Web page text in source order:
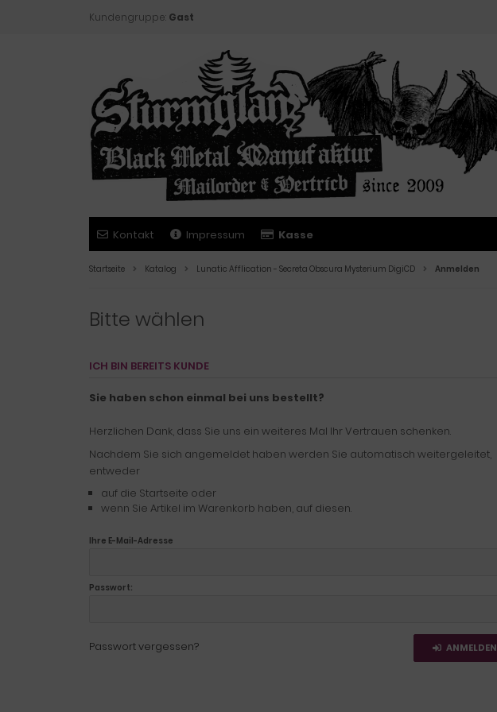
Kundengruppe: Gast
Kontakt Impressum Kasse
Startseite Katalog Lunatic Afflication - Secreta Obscura Mysterium DigiCD Anmelden
Bitte wählen
ICH BIN BEREITS KUNDE
Sie haben schon einmal bei uns bestellt?
Herzlichen Dank, dass Sie uns ein weiteres Mal Ihr Vertrauen schenken.
Nachdem Sie sich angemeldet haben werden Sie automatisch weitergeleitet,
entweder
auf die Startseite oder
wenn Sie Artikel im Warenkorb haben, auf diesen.
Ihre E-Mail-Adresse
Passwort:
Passwort vergessen? ANMELDEN